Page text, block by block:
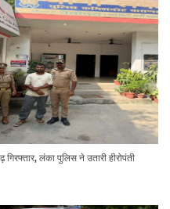
लंका पुलिस ने उतारी हीरोपंती